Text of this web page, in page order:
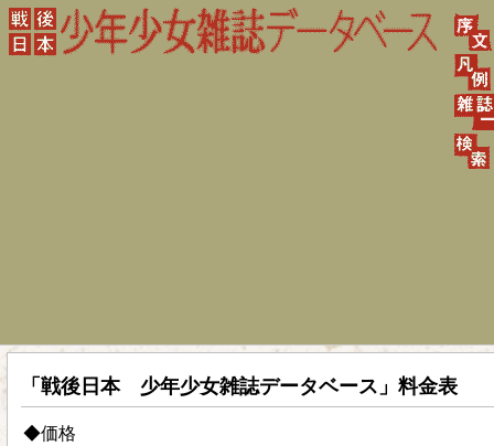
「戦後日本 少年少女雑誌データベース」料金表
◆価格